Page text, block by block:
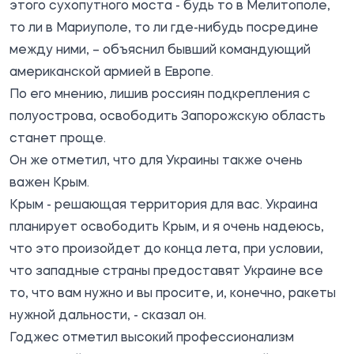
этого сухопутного моста - будь то в Мелитополе,
то ли в Мариуполе, то ли где-нибудь посредине
между ними, – объяснил бывший командующий
американской армией в Европе.
По его мнению, лишив россиян подкрепления с
полуострова, освободить Запорожскую область
станет проще.
Он же отметил, что для Украины также очень
важен Крым.
Крым - решающая территория для вас. Украина
планирует освободить Крым, и я очень надеюсь,
что это произойдет до конца лета, при условии,
что западные страны предоставят Украине все
то, что вам нужно и вы просите, и, конечно, ракеты
нужной дальности, - сказал он.
Годжес отметил высокий профессионализм